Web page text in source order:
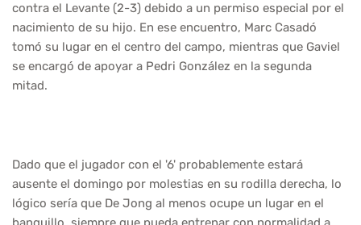
contra el Levante (2-3) debido a un permiso especial por el
nacimiento de su hijo. En ese encuentro, Marc Casadó
tomó su lugar en el centro del campo, mientras que Gaviel
se encargó de apoyar a Pedri González en la segunda
mitad.
Dado que el jugador con el '6' probablemente estará
ausente el domingo por molestias en su rodilla derecha, lo
lógico sería que De Jong al menos ocupe un lugar en el